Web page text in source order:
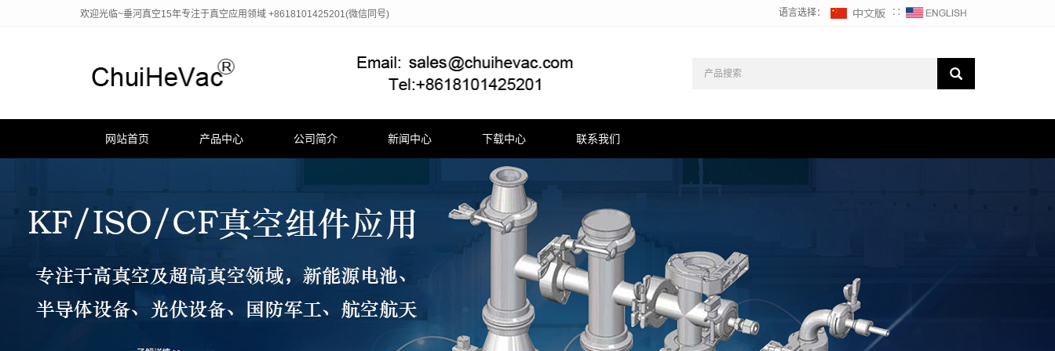
欢迎光临~垂河真空15年专注于真空应用领域 +8618101425201(微信同号) 语言选择： ∷
网站首页 产品中心 公司简介 新闻中心 下载中心 联系我们